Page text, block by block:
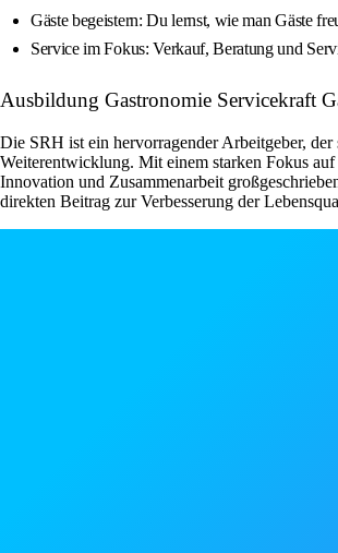
Gäste begeistern: Du lernst, wie man Gäste
Service im Fokus: Verkauf, Beratung und
Ausbildung Gastronomie Servicekraft
Die SRH ist ein hervorragender Arbeitgeber,
Weiterentwicklung. Mit einem starken Fokus
Innovation und Zusammenarbeit
direkten Beitrag zur Verbesserung der